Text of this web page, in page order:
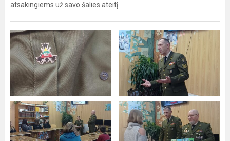
atsakingiems už savo šalies ateitį.